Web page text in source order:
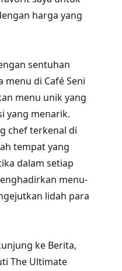
harga yang
sentuhan
di Café Seni
menu unik yang
yang menarik.
chef terkenal di
tempat yang
dalam setiap
menu-
lidah para
ke Berita,
The Ultimate